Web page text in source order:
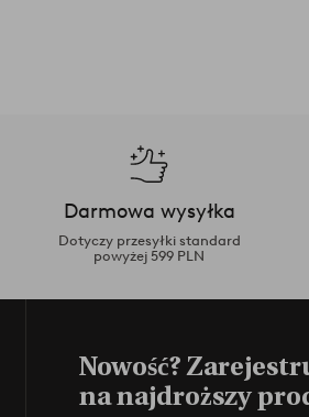
Darmowa wysyłka
Dotyczy przesyłki standard
powyżej 599 PLN
Nowość?
na najdroższy